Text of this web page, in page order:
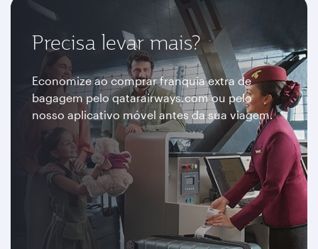
Precisa levar mais?
Economize ao comprar franquia extra de
bagagem pelo qatarairways.com ou pelo
nosso aplicativo móvel antes da sua viagem.